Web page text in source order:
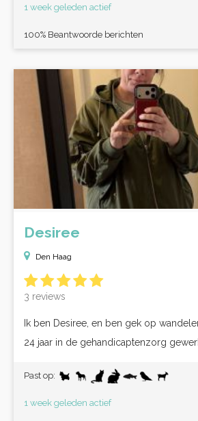
1 week geleden actief
100% Beantwoorde berichten
Desiree
Den Haag
3 reviews
Ik ben Desiree, en ben gek op
24 jaar in de gehandicaptenzorg
Past op:
1 week geleden actief